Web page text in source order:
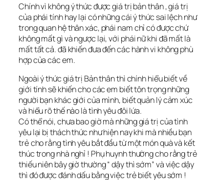
Chính vì không ý thức được giá trị bản thân , giá trị
của phái tính hay lại có những cái ý thức sai lệch như
trong quan hệ thân xác, phái nam chỉ có được chứ
không mất gì và ngược lại, với phái nữ khi đã mất là
mất tất cả. đã khiến đưa đến các hành vi không phù
hợp của các em.
Ngoài ý thức giá trị Bản thân thì chính hiểu biết về
giới tính sẽ khiến cho các em biết tôn trọng những
người bạn khác giới của mình, biết quản lý cảm xúc
và hiểu rõ thế nào là tình yêu đôi lứa.
Có thể nói, chưa bao giờ mà những giá trị của tình
yêu lại bị thách thức như hiện nay khi mà nhiều bạn
trẻ cho rằng tình yêu bắt đầu từ một món quà và kết
thúc trong nhà nghỉ ! Phụ huynh thường cho rằng trẻ
thiếu niên bây giờ thường “ dậy thì sớm” và việc dậy
thì đó được đánh dấu bằng việc trẻ biết yêu sớm !